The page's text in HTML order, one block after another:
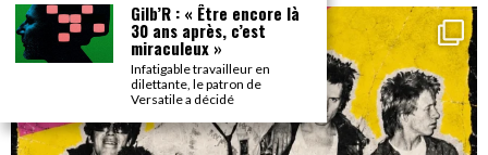
Gilb’R : « Être encore là
30 ans après, c’est
miraculeux »
Infatigable travailleur en
dilettante, le patron de
Versatile a décidé